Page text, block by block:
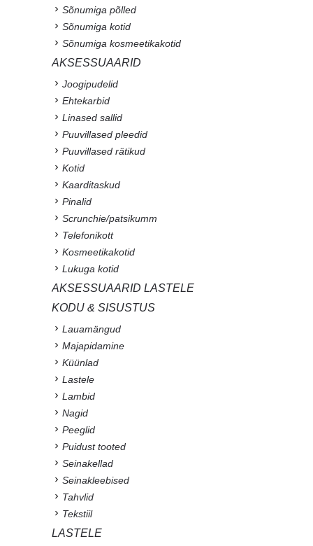
Sõnumiga põlled
Sõnumiga kotid
Sõnumiga kosmeetikakotid
AKSESSUAARID
Joogipudelid
Ehtekarbid
Linased sallid
Puuvillased pleedid
Puuvillased rätikud
Kotid
Kaarditaskud
Pinalid
Scrunchie/patsikumm
Telefonikott
Kosmeetikakotid
Lukuga kotid
AKSESSUAARID LASTELE
KODU & SISUSTUS
Lauamängud
Majapidamine
Küünlad
Lastele
Lambid
Nagid
Peeglid
Puidust tooted
Seinakellad
Seinakleebised
Tahvlid
Tekstiil
LASTELE